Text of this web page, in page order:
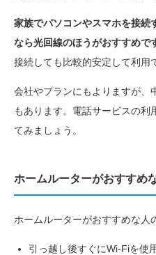
家族でパソコンやスマホを接続
なら光回線のほうがおすすめで
接続しても比較的安定して利用
会社やプランにもよりますが、
もあります。電話サービスの利
てみましょう。
ホームルーターがおすすめ
ホームルーターがおすすめな人
引っ越し後すぐにWi-Fiを使